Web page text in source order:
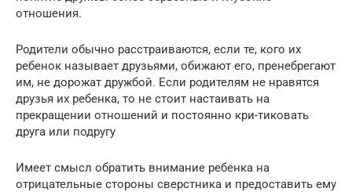
отношения.
Родители обычно расстраиваются, если те, кого их
ребенок называет друзьями, обижают его, пренебрегают
им, не дорожат дружбой. Если родителям не нравятся
друзья их ребенка, то не стоит настаивать на
прекращении отношений и постоянно кри-тиковать
друга или подругу
Имеет смысл обратить внимание ребенка на
отрицательные стороны сверстника и предоставить ему